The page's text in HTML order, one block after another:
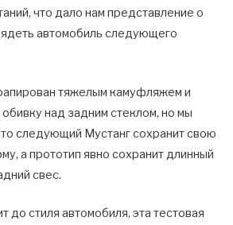
что дало нам представление о
автомобиль следующего
тяжелым камуфляжем и
над задним стеклом, но мы
следующий Мустанг сохранит свою
а прототип явно сохранит длинный
свес.
до стиля автомобиля, эта тестовая